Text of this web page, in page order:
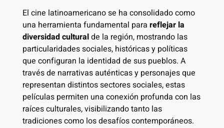
El cine latinoamericano se ha consolidado como
una herramienta fundamental para reflejar la
diversidad culturalde la región, mostrando las
particularidades sociales, históricas y políticas
que configuran la identidad de sus pueblos. A
través de narrativas auténticas y personajes que
representan distintos sectores sociales, estas
películas permiten una conexión profunda con las
raíces culturales, visibilizando tanto las
tradiciones como los desafíos contemporáneos.